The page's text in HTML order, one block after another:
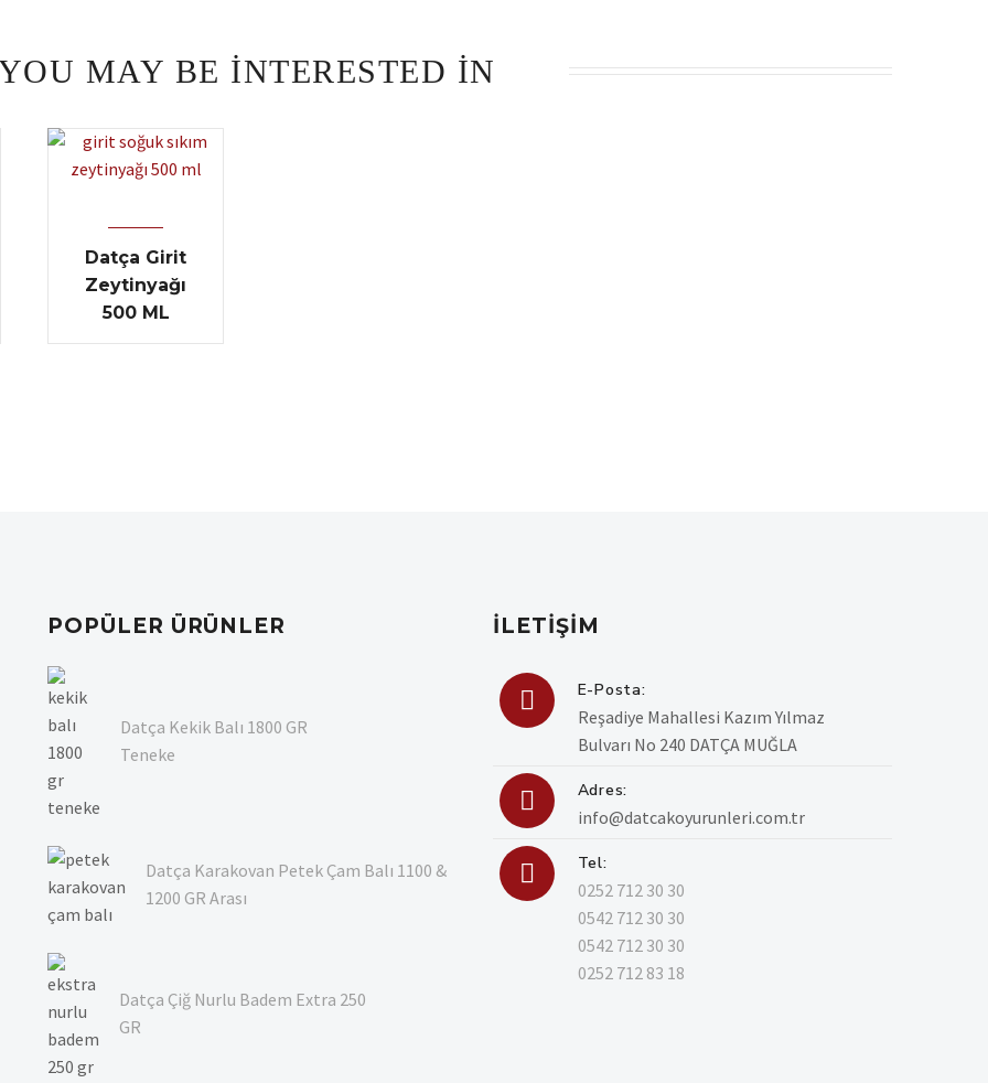
MAY BE INTERESTED IN
Datça Girit
Zeytinyağı
500 ML
POPÜLER ÜRÜNLER
Datça Kekik Balı 1800 GR
Teneke
Datça Karakovan Petek Çam Balı 1100 &
1200 GR Arası
Datça Çiğ Nurlu Badem Extra 250
GR
İLETIŞIM
 E-Posta:
Reşadiye Mahallesi Kazım Yılmaz
Bulvarı No 240 DATÇA MUĞLA
 Adres:
info@datcakoyurunleri.com.tr
 Tel:
0252 712 30 30
0542 712 30 30
0542 712 30 30
0252 712 83 18